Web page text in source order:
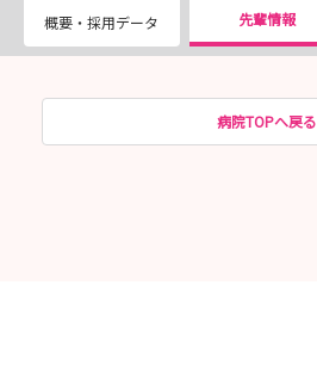
概要・採用データ 先輩情報
病院TOPへ戻る